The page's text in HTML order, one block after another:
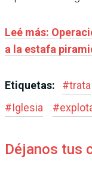
Leé más:
a la estafa
Etiquetas: #trata
#Iglesia #
Déjanos tus